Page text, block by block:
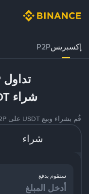
إكسبريسP2P
تداول P2P إكسبريس
شراء USDT مقابل CNY
قُم بشراء وبيع USDT على Binance P2P باستخدام العديد من طرق الدفع
شراء
ستقوم بدفع